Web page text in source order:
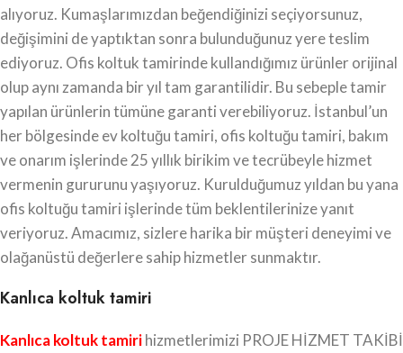
alıyoruz. Kumaşlarımızdan beğendiğinizi seçiyorsunuz,
değişimini de yaptıktan sonra bulunduğunuz yere teslim
ediyoruz. Ofis koltuk tamirinde kullandığımız ürünler orijinal
olup aynı zamanda bir yıl tam garantilidir. Bu sebeple tamir
yapılan ürünlerin tümüne garanti verebiliyoruz. İstanbul’un
her bölgesinde ev koltuğu tamiri, ofis koltuğu tamiri, bakım
ve onarım işlerinde 25 yıllık birikim ve tecrübeyle hizmet
vermenin gururunu yaşıyoruz. Kurulduğumuz yıldan bu yana
ofis koltuğu tamiri işlerinde tüm beklentilerinize yanıt
veriyoruz. Amacımız, sizlere harika bir müşteri deneyimi ve
olağanüstü değerlere sahip hizmetler sunmaktır.
Kanlıca koltuk tamiri
Kanlıca koltuk tamirihizmetlerimizi PROJE HİZMET TAKİBİ